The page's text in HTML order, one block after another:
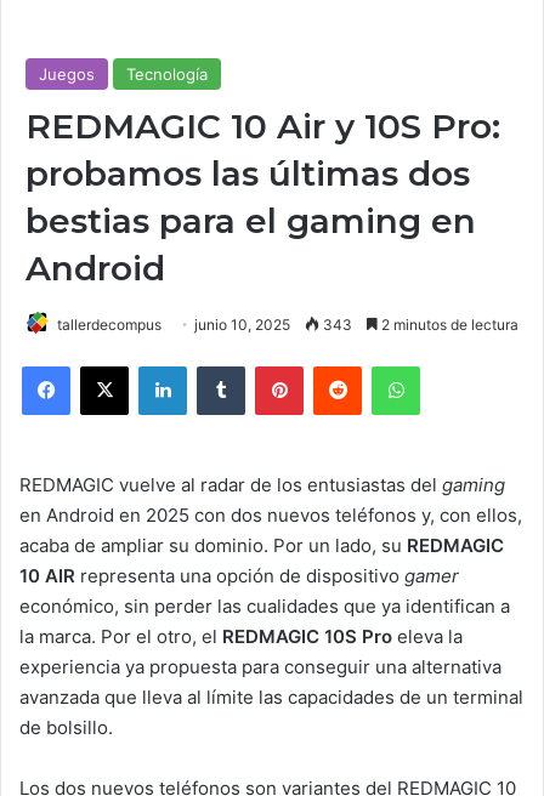
Juegos Tecnología
REDMAGIC 10 Air y 10S Pro:
probamos las últimas dos
bestias para el gaming en
Android
tallerdecompus junio 10, 2025 343 2 minutos de lectura
REDMAGIC vuelve al radar de los entusiastas del gaming
en Android en 2025 con dos nuevos teléfonos y, con ellos,
acaba de ampliar su dominio. Por un lado, su REDMAGIC
10 AIR representa una opción de dispositivo gamer
económico, sin perder las cualidades que ya identifican a
la marca. Por el otro, el REDMAGIC 10S Pro eleva la
experiencia ya propuesta para conseguir una alternativa
avanzada que lleva al límite las capacidades de un terminal
de bolsillo.
Los dos nuevos teléfonos son variantes del REDMAGIC 10